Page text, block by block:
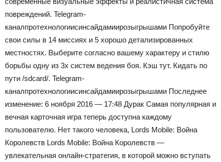
повреждений. Telegram-
каналпротехнологиисинсайдамиирозыгрышами Попробуйте
свои силы в 14 миссиях и 5 хорошо детализированных
местностях. Выберите согласно вашему характеру и стилю
борьбы одну из 3х систем ведения боя. Кэш тут. Кидать по
пути /sdcard/. Telegram-
каналпротехнологиисинсайдамиирозыгрышами Последнее
изменение: 6 ноября 2016 — 17:48 Дурак Самая популярная и
вечная карточная игра теперь доступна каждому
пользователю. Нет такого человека, Lords Mobile: Война
Королевств Lords Mobile: Война Королевств —
увлекательная онлайн-стратегия, в которой можно вступать